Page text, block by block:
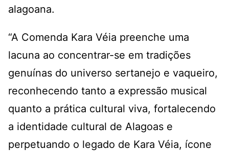
alagoana.
“A Comenda Kara Véia preenche uma
lacuna ao concentrar-se em tradições
genuínas do universo sertanejo e vaqueiro,
reconhecendo tanto a expressão musical
quanto a prática cultural viva, fortalecendo
a identidade cultural de Alagoas e
perpetuando o legado de Kara Véia, ícone